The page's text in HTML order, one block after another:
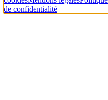
de confidentialité